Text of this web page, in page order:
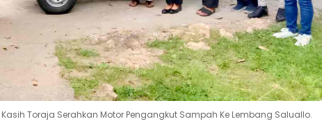
Toraja Serahkan Motor Pengangkut Sampah Ke Lembang Saluallo.